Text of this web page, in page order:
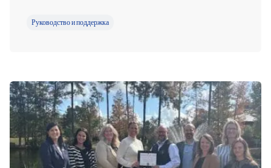
Руководство и поддержка